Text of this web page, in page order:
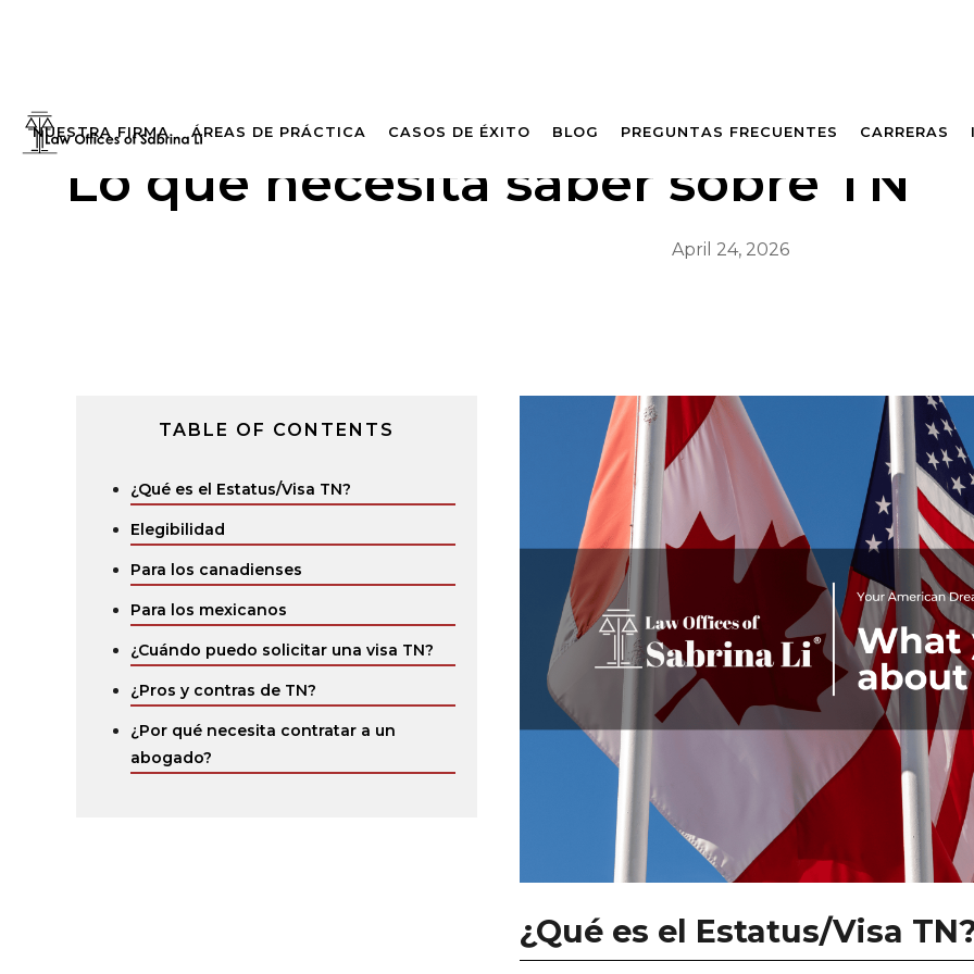
NUESTRA FIRMA ÁREAS DE PRÁCTICA CASOS DE ÉXITO BLOG PREGUNTAS FRECUENTES CARRERAS
Lo que necesita saber sobre TN
April 24, 2026
TABLE OF CONTENTS
¿Qué es el Estatus/Visa TN?‍
Elegibilidad‍
‍Para los canadienses
‍Para los mexicanos
¿Cuándo puedo solicitar una visa TN?‍
¿Pros y contras de TN?‍
¿Por qué necesita contratar a un
abogado?‍
¿Qué es el Estatus/Visa